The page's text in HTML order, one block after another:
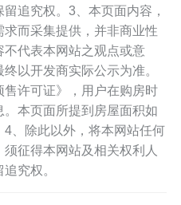
追究权。3、本页面内容，
而采集提供，并非商业性
代表本网站之观点或意
以开发商实际公示为准。
许可证》，用户在购房时
本页面所提到房屋面积如
、除此以外，将本网站任何
征得本网站及相关权利人
究权。